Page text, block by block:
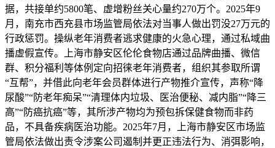
据，共接单约5800笔、虚增粉丝关心量约270万个。2025年9
月，南充市西充县市场监管局依法对当事人做出罚没27万元的
行政惩罚。操纵老年消费者逃求健康的火急心理，通过私域曲
播虚假宣传。上海市静安区伦伦食物店通过品牌曲播、微信
群、积分福利等体例定向招徕老年消费者，组织其参取所谓
“互帮”，并借此向老年会员群体进行产物推介宣传，声称“降
尿酸”“防老年痴呆”“清理体内垃圾、医治便秘、减内脂”“降三
高”“防癌抗癌”等，其所涉产物均为预包拆保健食物而非药
品，不具备疾病医治功能。2025年7月，上海市静安区市场监
管局依法做出责令涉案公司遏制并更正违法行为、消弭影响，